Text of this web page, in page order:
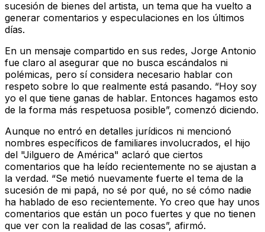
sucesión de bienes del artista, un tema que ha vuelto a
generar comentarios y especulaciones en los últimos
días.
En un mensaje compartido en sus redes, Jorge Antonio
fue claro al asegurar que no busca escándalos ni
polémicas, pero sí considera necesario hablar con
respeto sobre lo que realmente está pasando. “Hoy soy
yo el que tiene ganas de hablar. Entonces hagamos esto
de la forma más respetuosa posible”, comenzó diciendo.
Aunque no entró en detalles jurídicos ni mencionó
nombres específicos de familiares involucrados, el hijo
del "Jilguero de América" aclaró que ciertos
comentarios que ha leído recientemente no se ajustan a
la verdad. “Se metió nuevamente fuerte el tema de la
sucesión de mi papá, no sé por qué, no sé cómo nadie
ha hablado de eso recientemente. Yo creo que hay unos
comentarios que están un poco fuertes y que no tienen
que ver con la realidad de las cosas”, afirmó.